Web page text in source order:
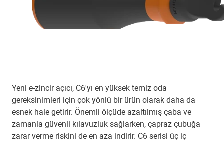
Yeni e-zincir açıcı, C6'yı en yüksek temiz oda
gereksinimleri için çok yönlü bir ürün olarak daha da
esnek hale getirir. Önemli ölçüde azaltılmış çaba ve
zamanla güvenli kılavuzluk sağlarken, çapraz çubuğa
zarar verme riskini de en aza indirir. C6 serisi üç iç